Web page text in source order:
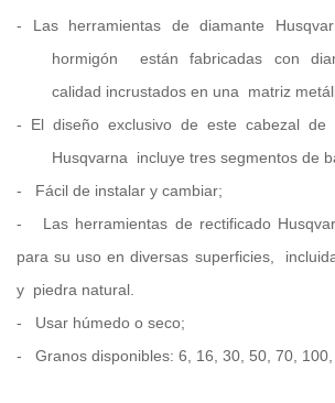
- Las herramientas de diamante
hormigón
están fabricadas con
calidad incrustados en una matriz
- El diseño exclusivo de este cabezal de
Husqvarna
incluye tres segmentos de
- Fácil de instalar y cambiar;
- Las herramientas de rectificado
para su uso en diversas superficies,
y piedra natural.
- Usar húmedo o seco;
- Granos disponibles: 6, 16, 30, 50, 70,